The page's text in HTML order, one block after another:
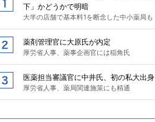
下」かどうかで明暗
大半の店舗で基本料1を断念した中小薬局も
薬剤管理官に大原氏が内定
厚労省人事、薬事企画官には稲角氏
医薬担当審議官に中井氏、初の私大出身
厚労省人事、薬局関連施策にも精通